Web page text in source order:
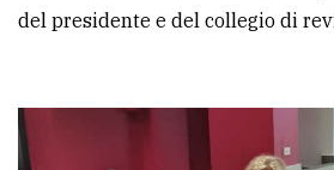
PRIVACY
del presidente e del collegio di